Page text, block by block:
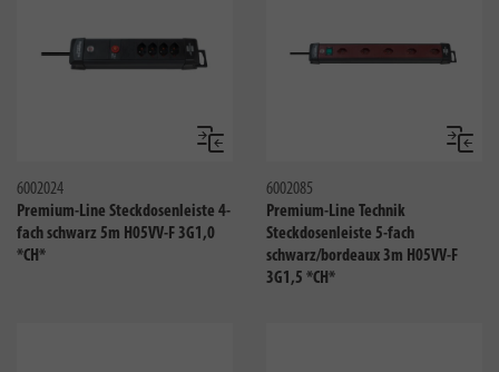
Vergleichen
6002024
Premium-Line Steckdosenleiste 4-
fach schwarz 5m H05VV-F 3G1,0
*CH*
6002085
Premium-Line Technik
Steckdosenleiste 5-fach
schwarz/bordeaux 3m H05VV-F
3G1,5 *CH*